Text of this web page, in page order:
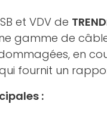
et VDV de
gamme de
en
fournit un
: